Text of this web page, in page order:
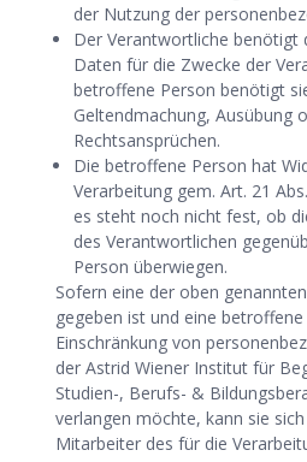
der Nutzung der
Der Verantwortliche benötigt
Daten für die Zwecke der
betroffene Person benötigt
Geltendmachung, Ausübung
Rechtsansprüchen.
Die betroffene Person hat
Verarbeitung gem. Art. 21
es steht noch nicht fest, ob
des Verantwortlichen
Person überwiegen.
Sofern eine der oben
gegeben ist und eine
Einschränkung von
der Astrid Wiener Institut für
Studien-, Berufs- &
verlangen möchte, kann sie
Mitarbeiter des für die